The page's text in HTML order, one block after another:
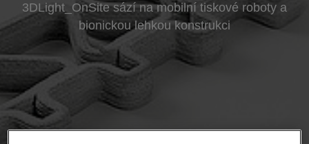
3DLight_OnSite sází na mobilní tiskové roboty a
bionickou lehkou konstrukci